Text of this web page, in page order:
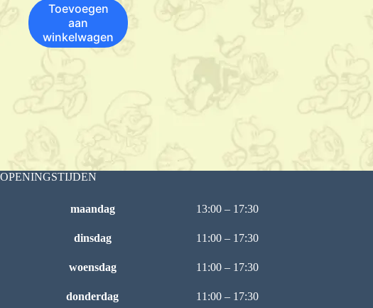
Toevoegen
aan
winkelwagen
OPENINGSTIJDEN
maandag 13:00 – 17:30
dinsdag 11:00 – 17:30
woensdag 11:00 – 17:30
donderdag 11:00 – 17:30